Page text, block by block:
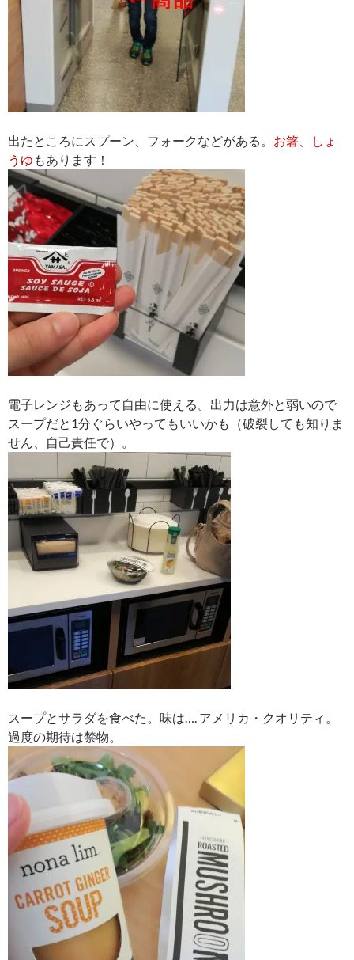
出たところにスプーン、フォークなどがある。 お箸、しょ
うゆ もあります！
電子レンジもあって自由に使える。出力は意外と弱いので
スープだと1分ぐらいやってもいいかも（破裂しても知りま
せん、自己責任で）。
スープとサラダを食べた。味は…. アメリカ・クオリティ。
過度の期待は禁物。